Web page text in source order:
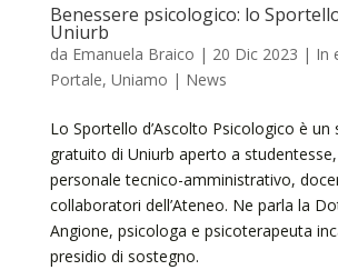
Benessere psicologico: lo
Uniurb
da Emanuela Braico | 20 Dic 2023 | In
Portale, Uniamo | News
Lo Sportello d’Ascolto Psicologico è un
gratuito di Uniurb aperto a
personale tecnico-amministrativo,
collaboratori dell’Ateneo. Ne parla la
Angione, psicologa e psicoterapeuta
presidio di sostegno.